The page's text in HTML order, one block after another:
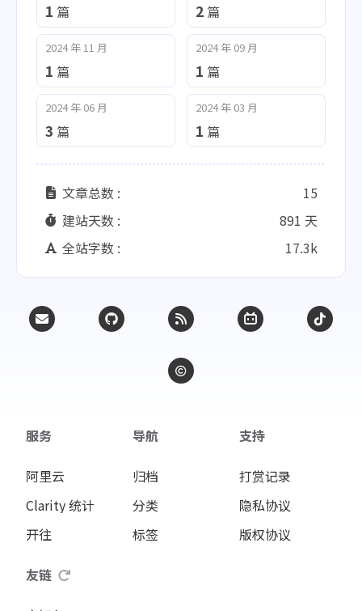
1 篇 2 篇
2024 年 11 月
1 篇
2024 年 09 月
1 篇
2024 年 06 月
3 篇
2024 年 03 月
1 篇
文章总数 :
15
建站天数 :
891 天
全站字数 :
17.3k
服务
阿里云
Clarity 统计
开往
导航
归档
分类
标签
支持
打赏记录
隐私协议
版权协议
友链